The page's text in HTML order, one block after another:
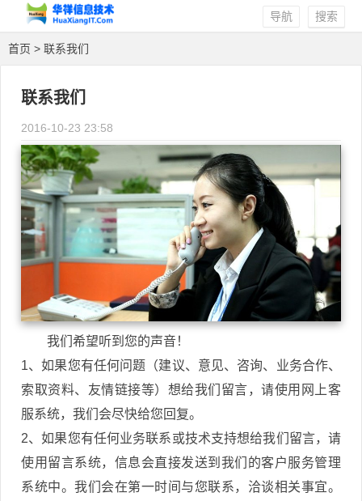
搜索
导航
首页 > 联系我们
联系我们
2016-10-23 23:58
我们希望听到您的声音！
1、如果您有任何问题（建议、意见、咨询、业务合作、
索取资料、友情链接等）想给我们留言，请使用网上客
服系统，我们会尽快给您回复。
2、如果您有任何业务联系或技术支持想给我们留言，请
使用留言系统，信息会直接发送到我们的客户服务管理
系统中。我们会在第一时间与您联系，洽谈相关事宜。